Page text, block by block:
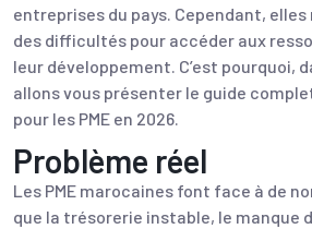
entreprises du pays. Cependant,
des difficultés pour accéder aux
leur développement. C’est pourquoi,
allons vous présenter le guide
pour les PME en 2026.
Problème réel
Les PME marocaines font face à de
que la trésorerie instable, le manque